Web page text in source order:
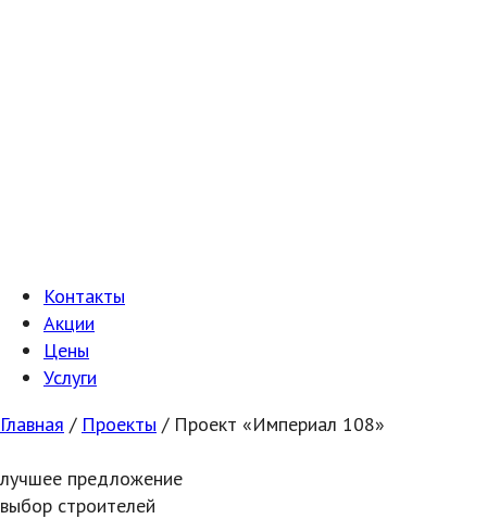
Контакты
Акции
Цены
Услуги
Главная / Проекты / Проект «Империал 108»
лучшее предложение
выбор строителей